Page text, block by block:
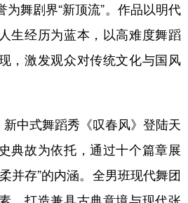
为舞剧界“新顶流”。作品以明代
生经历为蓝本，以高难度舞蹈
，激发观众对传统文化与国风
中式舞蹈秀《叹春风》登陆天
典故为依托，通过十个篇章展
并存”的内涵。全男班现代舞团
，打造兼具古典意境与现代张